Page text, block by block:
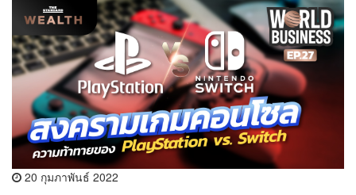
20 กุมภาพันธ์ 2022